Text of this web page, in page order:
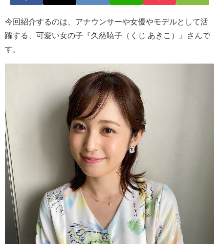
今回紹介するのは、アナウンサーや女優やモデルとして活
躍する、可愛い女の子『久慈暁子（くじ あきこ）』さんで
す。